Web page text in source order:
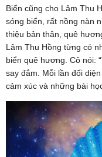
Biển cũng cho Lâm Thu
sóng biển, rất nồng nàn
thiệu bản thân, quê
Lâm Thu Hồng từng có
biển quê hương. Cô nói:
say đắm. Mỗi lần đối
cảm xúc và những bài